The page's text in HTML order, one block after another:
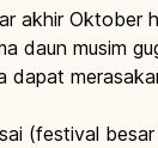
akhir Oktober
daun musim
dapat
(festival